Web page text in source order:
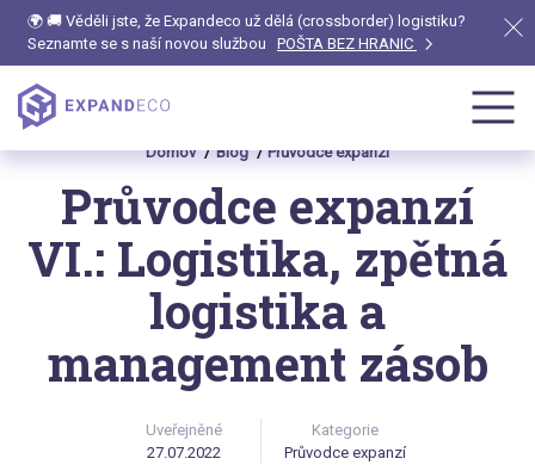
🌍 🚚 Věděli jste, že Expandeco už dělá (crossborder) logistiku?
Seznamte se s naší novou službou
POŠTA BEZ HRANIC
Domov Blog Průvodce expanzí
Průvodce expanzí
VI.: Logistika, zpětná
logistika a
management zásob
Uveřejněné
27.07.2022
Kategorie
Průvodce expanzí